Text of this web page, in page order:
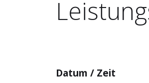
Datum / Zeit